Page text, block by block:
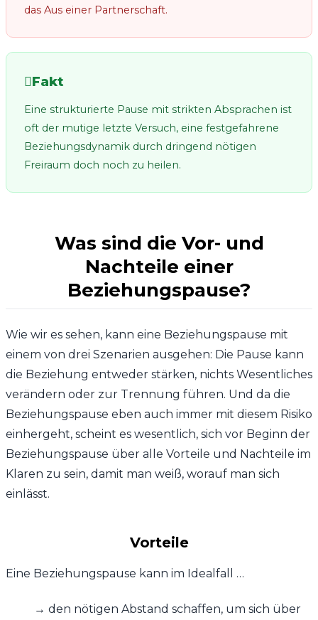
das Aus einer Partnerschaft.
Fakt
Eine strukturierte Pause mit strikten Absprachen ist
oft der mutige letzte Versuch, eine festgefahrene
Beziehungsdynamik durch dringend nötigen
Freiraum doch noch zu heilen.
Was sind die Vor- und
Nachteile einer
Beziehungspause?
Wie wir es sehen, kann eine Beziehungspause mit
einem von drei Szenarien ausgehen: Die Pause kann
die Beziehung entweder stärken, nichts Wesentliches
verändern oder zur Trennung führen. Und da die
Beziehungspause eben auch immer mit diesem Risiko
einhergeht, scheint es wesentlich, sich vor Beginn der
Beziehungspause über alle Vorteile und Nachteile im
Klaren zu sein, damit man weiß, worauf man sich
einlässt.
Vorteile
Eine Beziehungspause kann im Idealfall …
→ den nötigen Abstand schaffen, um sich über